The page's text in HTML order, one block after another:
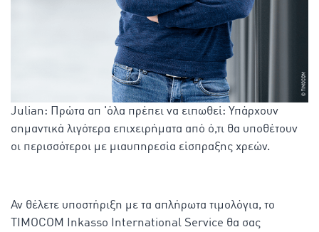
Julian: Πρώτα απ 'όλα πρέπει να ειπωθεί: Υπάρχουν
σημαντικά λιγότερα επιχειρήματα από ό,τι θα υποθέτουν
οι περισσότεροι με μιαυπηρεσία είσπραξης χρεών.
Αν θέλετε υποστήριξη με τα απλήρωτα τιμολόγια, το
TIMOCOM Inkasso International Service θα σας